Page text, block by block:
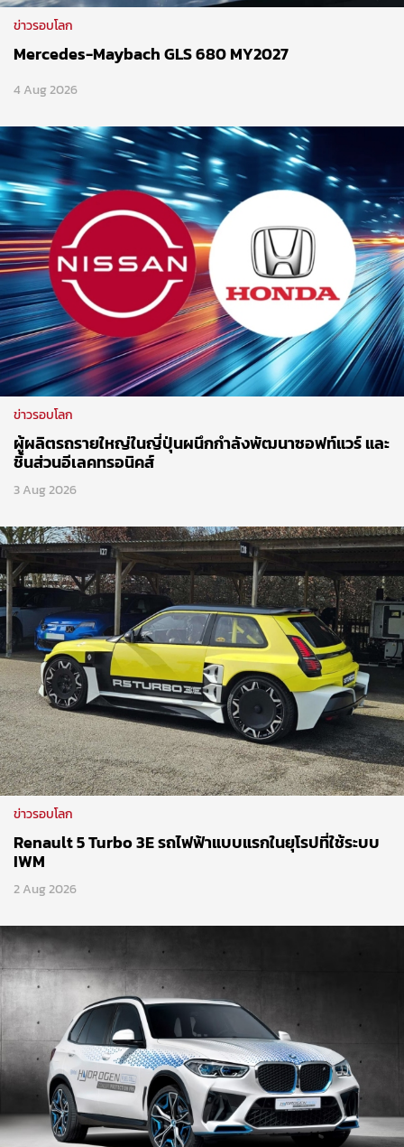
ข่าวรอบโลก
Mercedes-Maybach GLS 680 MY2027
4 Aug 2026
ข่าวรอบโลก
ผู้ผลิตรถรายใหญ่ในญี่ปุ่นผนึกกำลังพัฒนาซอฟท์แวร์ และ
ชิ้นส่วนอีเลคทรอนิคส์
3 Aug 2026
ข่าวรอบโลก
Renault 5 Turbo 3E รถไฟฟ้าแบบแรกในยุโรปที่ใช้ระบบ
IWM
2 Aug 2026